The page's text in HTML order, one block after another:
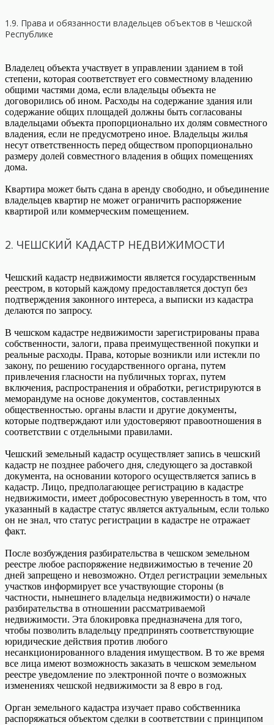
1.9. Права и обязанности владельцев объектов в Чешской
Республике
Владелец объекта участвует в управлении зданием в той
степени, которая соответствует его совместному владению
общими частями дома, если владельцы объекта не
договорились об ином. Расходы на содержание здания или
содержание общих площадей должны быть согласованы
владельцами объекта пропорционально их долям совместного
владения, если не предусмотрено иное. Владельцы жилья
несут ответственность перед обществом пропорционально
размеру долей совместного владения в общих помещениях
дома.
Квартира может быть сдана в аренду свободно, и объединение
владельцев квартир не может ограничить распоряжение
квартирой или коммерческим помещением.
2. ЧЕШСКИЙ КАДАСТР НЕДВИЖИМОСТИ
Чешский кадастр недвижимости является государственным
реестром, в который каждому предоставляется доступ без
подтверждения законного интереса, а выписки из кадастра
делаются по запросу.
В чешском кадастре недвижимости зарегистрированы права
собственности, залоги, права преимущественной покупки и
реальные расходы. Права, которые возникли или истекли по
закону, по решению государственного органа, путем
привлечения гласности на публичных торгах, путем
включения, распространения и обработки, регистрируются в
меморандуме на основе документов, составленных
общественностью. органы власти и другие документы,
которые подтверждают или удостоверяют правоотношения в
соответствии с отдельными правилами.
Чешский земельный кадастр осуществляет запись в чешский
кадастр не позднее рабочего дня, следующего за доставкой
документа, на основании которого осуществляется запись в
кадастр. Лицо, предполагающее регистрацию в кадастре
недвижимости, имеет добросовестную уверенность в том, что
указанный в кадастре статус является актуальным, если только
он не знал, что статус регистрации в кадастре не отражает
факт.
После возбуждения разбирательства в чешском земельном
реестре любое распоряжение недвижимостью в течение 20
дней запрещено и невозможно. Отдел регистрации земельных
участков информирует все участвующие стороны (в
частности, нынешнего владельца недвижимости) о начале
разбирательства в отношении рассматриваемой
недвижимости. Эта блокировка предназначена для того,
чтобы позволить владельцу предпринять соответствующие
юридические действия против любого
несанкционированного владения имуществом. В то же время
все лица имеют возможность заказать в чешском земельном
реестре уведомление по электронной почте о возможных
изменениях чешской недвижимости за 8 евро в год.
Орган земельного кадастра изучает право собственника
распоряжаться объектом сделки в соответствии с принципом